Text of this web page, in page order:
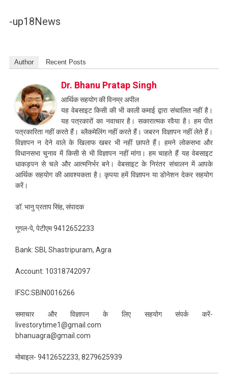
-up18News
Author Recent Posts
Dr. Bhanu Pratap Singh
आर्थिक सहयोग की विनम्र अपील
यह वेबसाइट किसी की भी काली कमाई द्वारा संचालित नहीं है।
यह पत्रकारों का नवाचार है। सकारात्मक रवैया है। हम पीत
पत्रकारिता नहीं करते हैं। ब्लैकमेलिंग नहीं करते हैं। जबरन विज्ञापन नहीं लेते हैं।
विज्ञापन न देने वाले के खिलाफ खबर भी नहीं छापते हैं। हमने लोकसभा और
विधानसभा चुनाव में किसी से भी विज्ञापन नहीं मांगा। हम चाहते हैं यह वेबसाइट
धाकड़पन से चले और आत्मनिर्भर बने। वेबसाइट के निरंतर संचालन में आपके
आर्थिक सहयोग की आवश्यकता है। कृपया हमें विज्ञापन या डोनेशन देकर सहयोग
करें।
डॉ. भानु प्रताप सिंह, संपादक
गूगल-पे, पेटीएम 9412652233
Bank: SBI, Shastripuram, Agra
Account: 10318742097
IFSC:SBIN0016266
समाचार और विज्ञापन के लिए सहयोग संपर्क करें-
livestorytime1@gmail.com
bhanuagra@gmail.com
मोबाइल- 9412652233, 8279625939